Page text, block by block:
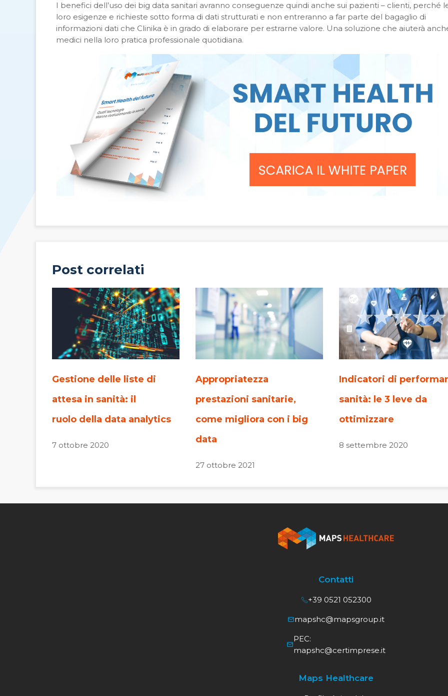
I benefici dell’uso dei big data sanitari avranno conseguenze quindi anche sui pazienti – clienti, perché
loro esigenze e richieste sotto forma di dati strutturati e non entreranno a far parte del bagaglio di
informazioni dati che Clinika è in grado di elaborare per estrarne valore. Una soluzione che aiuterà
medici nella loro pratica professionale quotidiana.
Post correlati
Gestione delle liste di
attesa in sanità: il
ruolo della data analytics
7 ottobre 2020
Appropriatezza
prestazioni sanitarie,
come migliora con i big
data
27 ottobre 2021
Indicatori di
sanità: le 3 leve da
ottimizzare
8 settembre 2020
Contatti
+39 0521 052300
mapshc@mapsgroup.it
PEC:
mapshc@certimprese.it
Maps Healthcare